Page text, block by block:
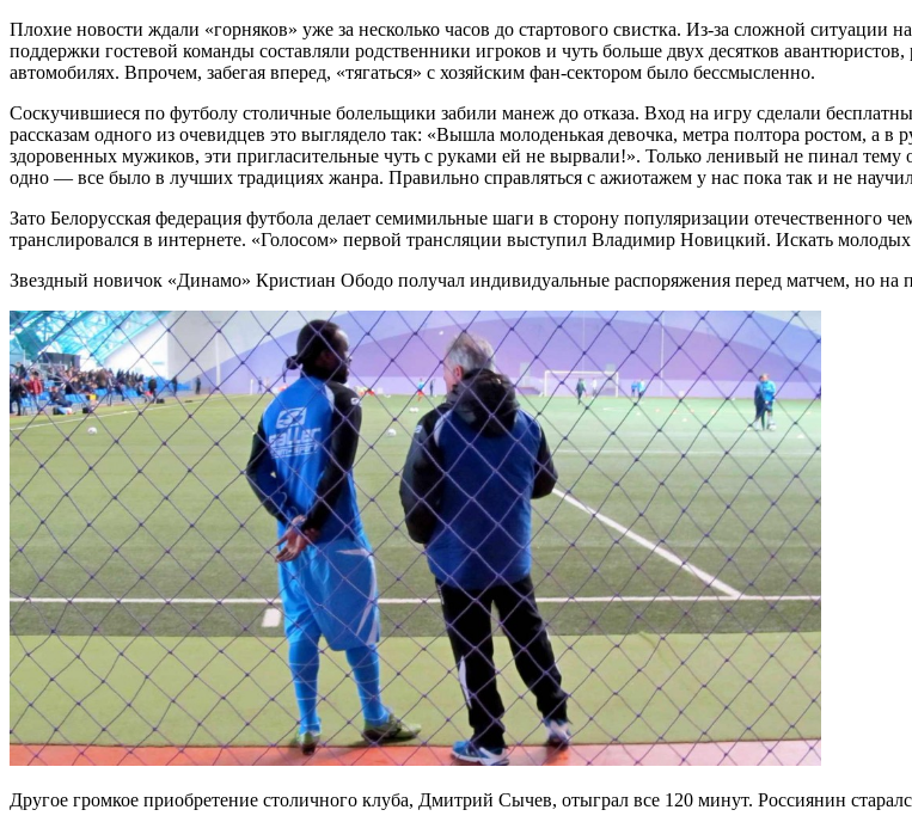
Плохие новости ждали «горняков» уже за несколько часов до стартового свистка. Из-за сложной
поддержки гостевой команды составляли родственники игроков и чуть больше двух десятков
автомобилях. Впрочем, забегая вперед, «тягаться» с хозяйским фан-сектором было бессмысленно.
Соскучившиеся по футболу столичные болельщики забили манеж до отказа. Вход на игру сделали
рассказам одного из очевидцев это выглядело так: «Вышла молоденькая девочка, метра полтора ростом, а
здоровенных мужиков, эти пригласительные чуть с руками ей не вырвали!». Только ленивый не пинал
одно — все было в лучших традициях жанра. Правильно справляться с ажиотажем у нас пока так и не
Зато Белорусская федерация футбола делает семимильные шаги в сторону популяризации
транслировался в интернете. «Голосом» первой трансляции выступил Владимир Новицкий. Искать
Звездный новичок «Динамо» Кристиан Ободо получал индивидуальные распоряжения перед матчем, но на
Другое громкое приобретение столичного клуба, Дмитрий Сычев, отыграл все 120 минут. Россиянин